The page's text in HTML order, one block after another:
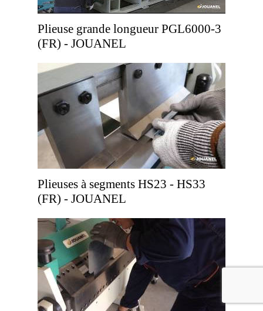
Plieuse grande longueur PGL6000-3
(FR) - JOUANEL
Plieuses à segments HS23 - HS33
(FR) - JOUANEL